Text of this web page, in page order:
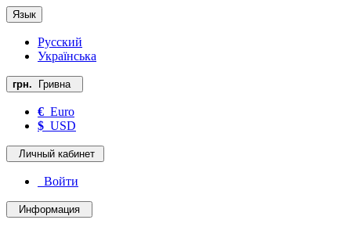
Язык
Русский
Українська
грн. Гривна
€ Euro
$ USD
Личный кабинет
Войти
Информация